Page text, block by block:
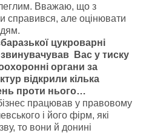
Вважаю, що з
справився, але оцінювати
цукроварні
Вас у тиску
органи за
відкрили кілька
проти нього…
працював у правовому
і його фірм, які
то вони й донині